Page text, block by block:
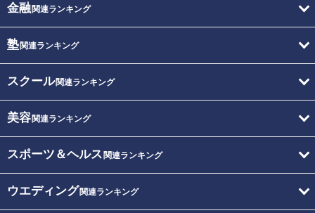
金融関連ランキング
塾関連ランキング
スクール関連ランキング
美容関連ランキング
スポーツ＆ヘルス 関連ランキング
ウエディング関連ランキング